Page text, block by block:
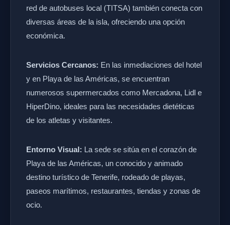
red de autobuses local (TITSA) también conecta con
diversas áreas de la isla, ofreciendo una opción
económica.
Servicios Cercanos: En las inmediaciones del hotel
y en Playa de las Américas, se encuentran
numerosos supermercados como Mercadona, Lidl e
HiperDino, ideales para las necesidades dietéticas
de los atletas y visitantes.
Entorno Visual: La sede se sitúa en el corazón de
Playa de las Américas, un conocido y animado
destino turístico de Tenerife, rodeado de playas,
paseos marítimos, restaurantes, tiendas y zonas de
ocio.